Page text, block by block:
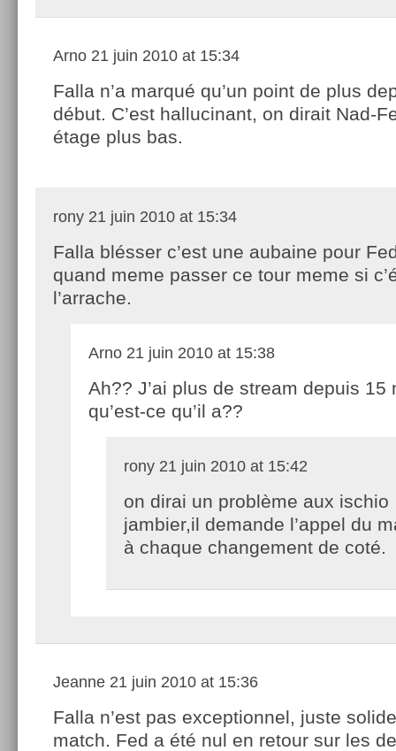
Arno 21 juin 2010 at 15:34
Falla n’a marqué qu’un point de plus
début. C’est hallucinant, on dirait Nad-
étage plus bas.
rony 21 juin 2010 at 15:34
Falla blésser c’est une aubaine pour
quand meme passer ce tour meme si
l’arrache.
Arno 21 juin 2010 at 15:38
Ah?? J’ai plus de stream depuis 15
qu’est-ce qu’il a??
rony 21 juin 2010 at 15:42
on dirai un problème aux ischio
jambier,il demande l’appel du
à chaque changement de coté.
Jeanne 21 juin 2010 at 15:36
Falla n’est pas exceptionnel, juste
match. Fed a été nul en retour sur les